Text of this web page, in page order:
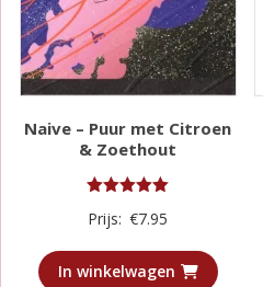
Naive – Puur met Citroen
& Zoethout
5.00
Prijs: €7.95
In winkelwagen